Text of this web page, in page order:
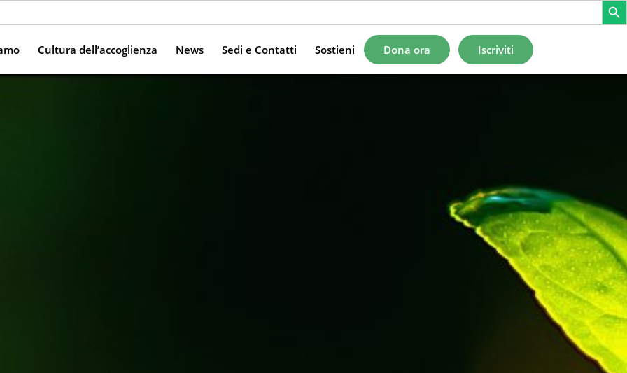
Cultura dell’accoglienza News Sedi e Contatti Sostieni Dona ora Iscriviti